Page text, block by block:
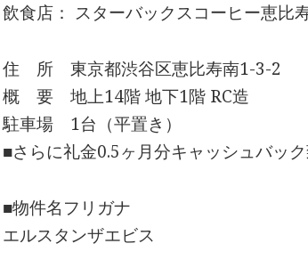
飲食店： スターバックスコーヒー恵比
住 所 東京都渋谷区恵比寿南1-3-2
概 要 地上14階 地下1階 RC造
駐車場 1台（平置き）
■さらに礼金0.5ヶ月分キャッシュバッ
■物件名フリガナ
エルスタンザエビス